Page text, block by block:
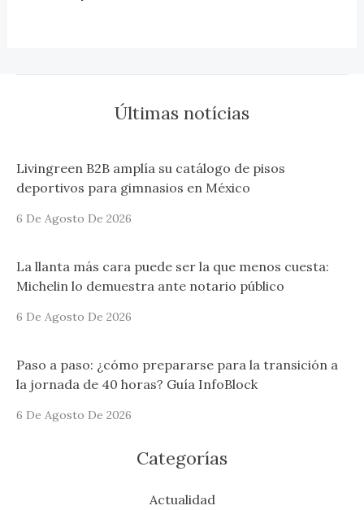
Últimas notícias
Livingreen B2B amplía su catálogo de pisos
deportivos para gimnasios en México
6 De Agosto De 2026
La llanta más cara puede ser la que menos cuesta:
Michelin lo demuestra ante notario público
6 De Agosto De 2026
Paso a paso: ¿cómo prepararse para la transición a
la jornada de 40 horas? Guía InfoBlock
6 De Agosto De 2026
Categorías
Actualidad